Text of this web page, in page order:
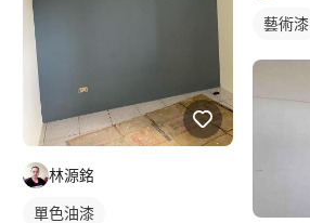
林源銘
單色油漆
藝術漆